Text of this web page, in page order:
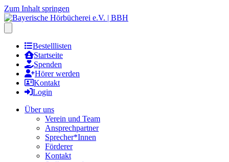
Zum Inhalt springen
Bestelllisten
Startseite
Spenden
Hörer werden
Kontakt
Login
Über uns
Verein und Team
Ansprechpartner
Sprecher*Innen
Förderer
Kontakt